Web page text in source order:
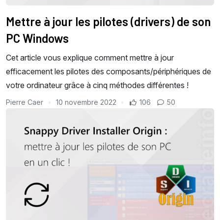
Mettre à jour les pilotes (drivers) de son
PC Windows
Cet article vous explique comment mettre à jour
efficacement les pilotes des composants/périphériques de
votre ordinateur grâce à cinq méthodes différentes !
Pierre Caer 10 novembre 2022 106 50